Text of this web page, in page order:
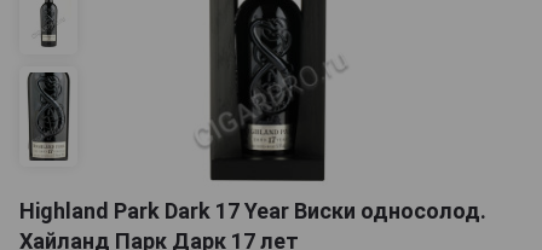
Highland Park Dark 17 Year Виски односолод.
Хайланд Парк Дарк 17 лет